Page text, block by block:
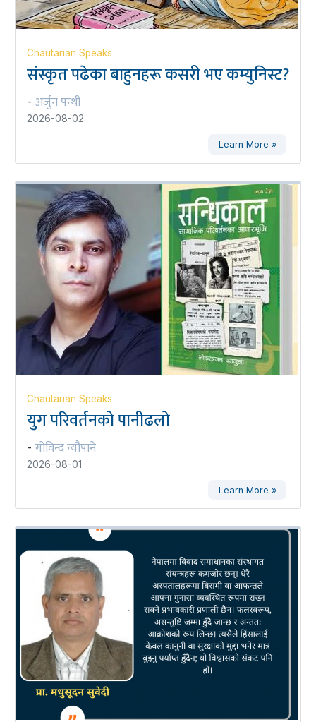
Chautarian Speaks
संस्कृत पढेका बाहुनहरू कसरी भए कम्युनिस्ट?
- अर्जुन पन्थी
2026-08-02
Learn More »
Chautarian Speaks
युग परिवर्तनको पानीढलो
- गोविन्द न्यौपाने
2026-08-01
Learn More »